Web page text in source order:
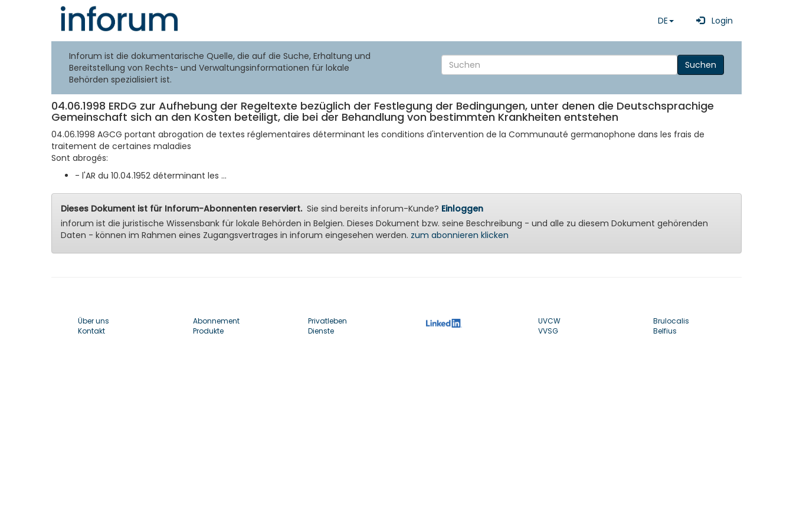
DE Login
Inforum ist die dokumentarische Quelle, die auf die Suche, Erhaltung und
Bereitstellung von Rechts- und Verwaltungsinformationen für lokale
Behörden spezialisiert ist.
Suchen
04.06.1998 ERDG zur Aufhebung der Regeltexte bezüglich der Festlegung der Bedingungen, unter denen die Deutschsprachige
Gemeinschaft sich an den Kosten beteiligt, die bei der Behandlung von bestimmten Krankheiten entstehen
04.06.1998 AGCG portant abrogation de textes réglementaires déterminant les conditions d'intervention de la Communauté germanophone dans les frais de
traitement de certaines maladies
Sont abrogés:
- l'AR du 10.04.1952 déterminant les ...
Dieses Dokument ist für Inforum-Abonnenten reserviert.Sie sind bereits inforum-Kunde? Einloggen
inforum ist die juristische Wissensbank für lokale Behörden in Belgien. Dieses Dokument bzw. seine Beschreibung - und alle zu diesem Dokument gehörenden
Daten - können im Rahmen eines Zugangsvertrages in inforum eingesehen werden. zum abonnieren klicken
Über uns
Kontakt
Abonnement
Produkte
Privatleben
Dienste
UVCW
VVSG
Brulocalis
Belfius